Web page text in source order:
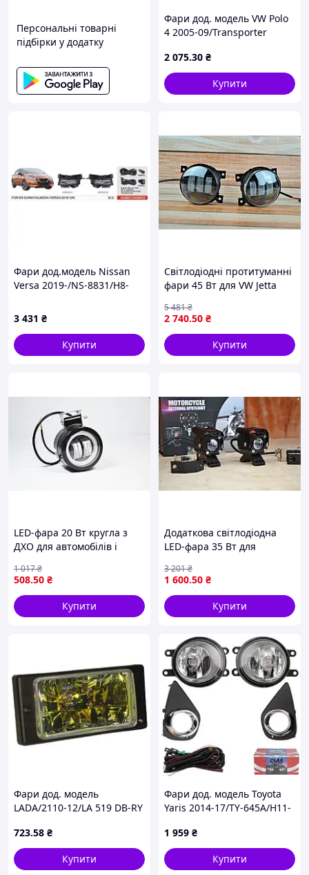
Персональні товарні
підбірки у додатку
Фари дод. модель VW Polo
4 2005-09/Transporter
ел.проводка (00000056684)
2 075.30 ₴
Купити
Фари дод.модель Nissan
Versa 2019-/NS-8831/H8-
(00000052275)
3 431 ₴
Купити
Світлодіодні протитуманні
фари 45 Вт для VW Jetta
поліпшення видимості на
дорозі
2 740.50 ₴
5 481₴
Купити
LED-фара 20 Вт кругла з
ДХО для автомобілів і
функцією стробоскопа
508.50 ₴
1 017₴
Купити
Додаткова світлодіодна
LED-фара 35 Вт для
світла дальній ближній
лінзована
1 600.50 ₴
3 201₴
Купити
Фари дод. модель
LADA/2110-12/LA 519 DB-RY
723.58 ₴
Купити
Фари дод. модель Toyota
Yaris 2014-17/TY-645A/H11-
1 959 ₴
Купити